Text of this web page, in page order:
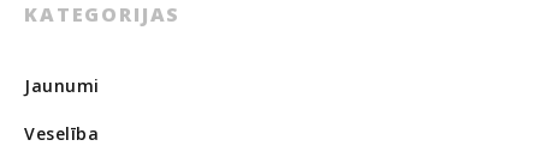
KATEGORIJAS
Jaunumi
Veselība